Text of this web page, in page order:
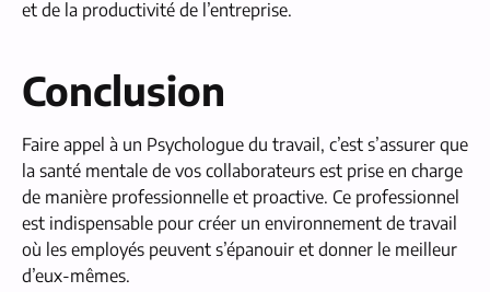
et de la productivité de l’entreprise.
Conclusion
Faire appel à un Psychologue du travail, c’est s’assurer que
la santé mentale de vos collaborateurs est prise en charge
de manière professionnelle et proactive. Ce professionnel
est indispensable pour créer un environnement de travail
où les employés peuvent s’épanouir et donner le meilleur
d’eux-mêmes.